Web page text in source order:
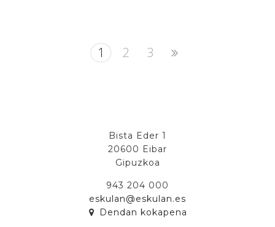
1 2 3
Bista Eder 1
20600 Eibar
Gipuzkoa
943 204 000
eskulan@eskulan.es
Dendan kokapena